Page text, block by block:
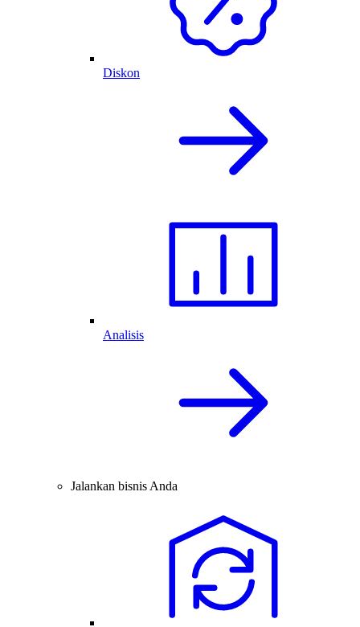
Diskon
Analisis
Jalankan bisnis Anda